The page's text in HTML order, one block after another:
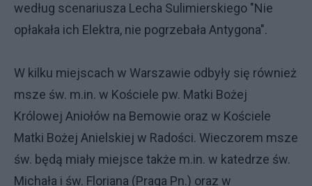
według scenariusza Lecha Sulimierskiego "Nie
opłakała ich Elektra, nie pogrzebała Antygona".
W kilku miejscach w Warszawie odbyły się również
msze św. m.in. w Kościele pw. Matki Bożej
Królowej Aniołów na Bemowie oraz w Kościele
Matki Bożej Anielskiej w Radości. Wieczorem msze
św. będą miały miejsce także m.in. w katedrze św.
Michała i św. Floriana (Praga Pn.) oraz w